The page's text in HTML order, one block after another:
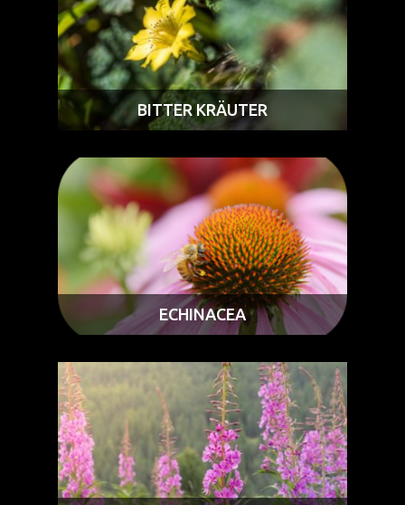
BITTER KRÄUTER
ECHINACEA